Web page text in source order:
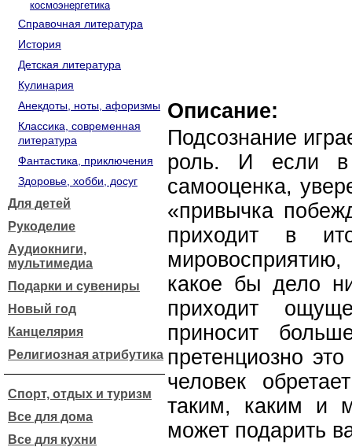
космоэнергетика
Справочная литература
История
Детская литература
Кулинария
Анекдоты, ноты, афоризмы
Классика, современная
литература
Фантастика, приключения
Здоровье, хобби, досуг
Для детей
Рукоделие
Аудиокниги,
мультимедиа
Подарки и сувениры
Новый год
Канцелярия
Религиозная атрибутика
Спорт, отдых и туризм
Все для дома
Все для кухни
Описание:
Подсознание
роль. И если в
самооценка,
«привычка
приходит в
какое бы дело
приходит
приносит
претенциозно
человек
таким, каким и
может подарить